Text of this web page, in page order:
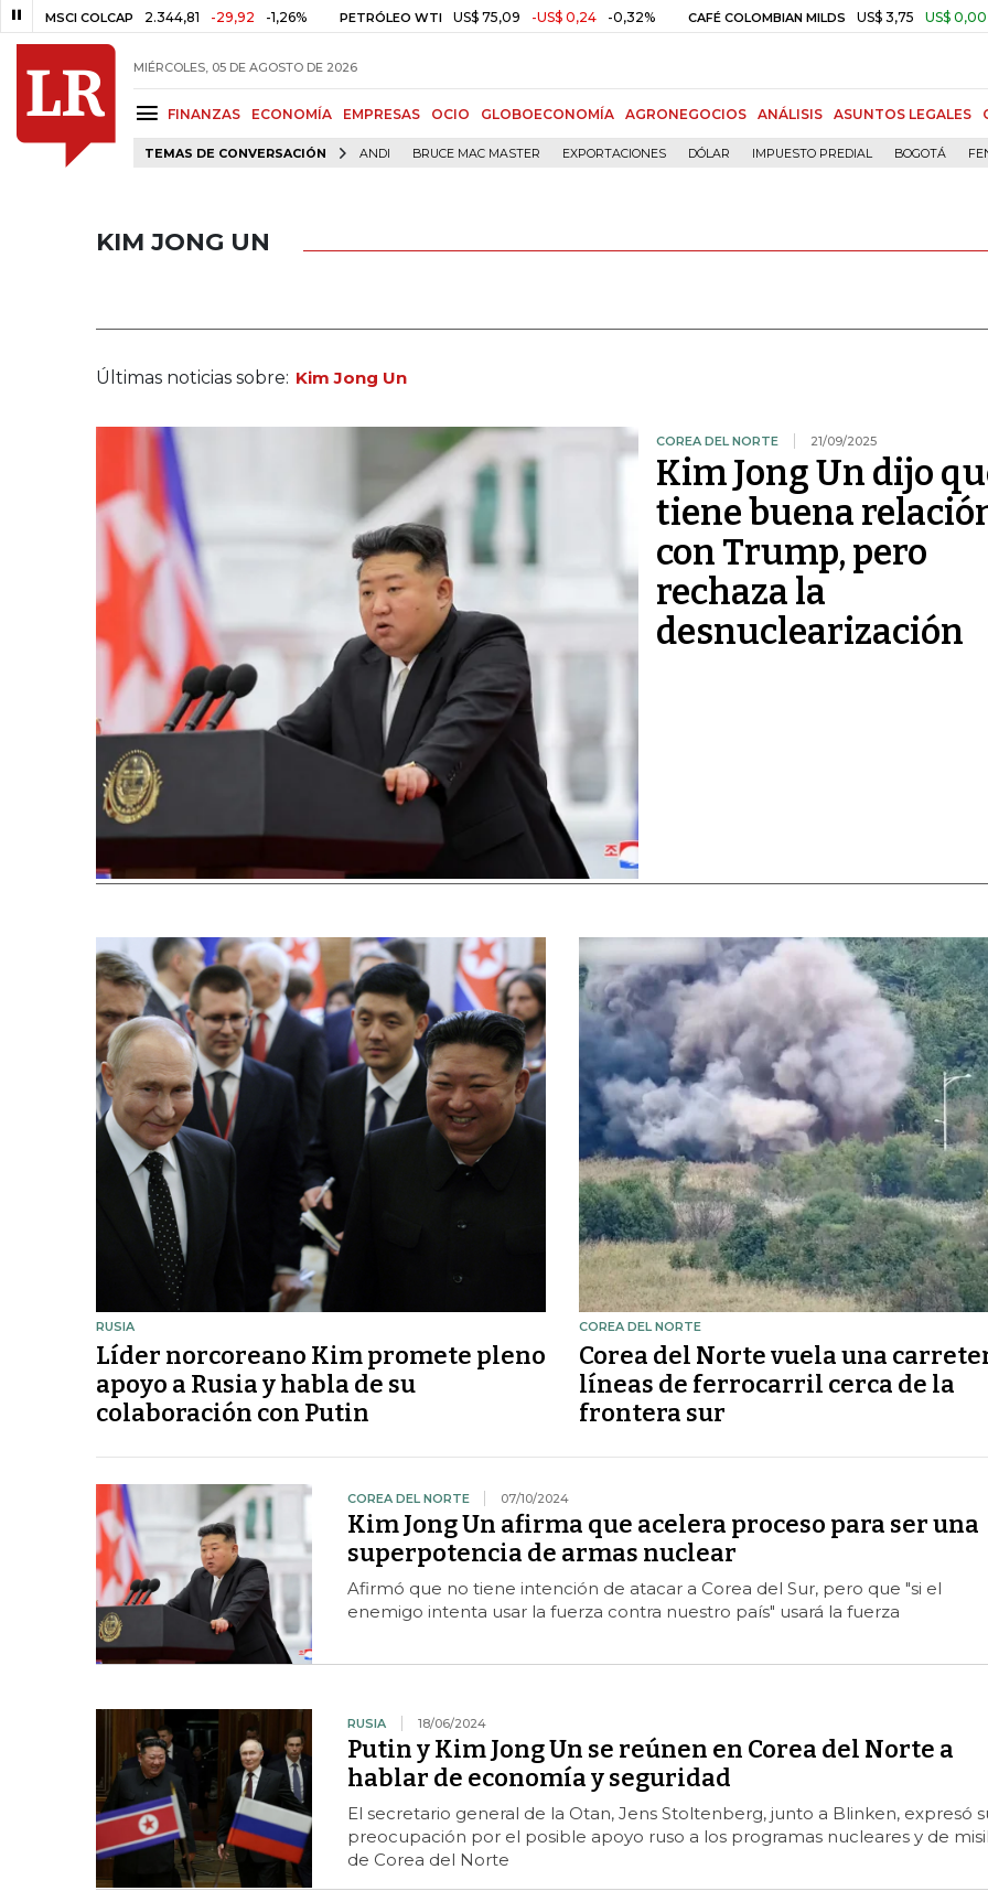
2.344,81 -29,92 -1,26% PETRÓLEO WTI US$ 75,09 -US$ 0,24 -0,32% CAFÉ COLOMBIAN MILDS US$ 3,75 US$ 0,00 +0,01%
MIÉRCOLES, 05 DE AGOSTO DE 2026
FINANZAS ECONOMÍA EMPRESAS OCIO GLOBOECONOMÍA AGRONEGOCIOS ANÁLISIS ASUNTOS LEGALES
TEMAS DE CONVERSACIÓN ANDI BRUCE MAC MASTER EXPORTACIONES DÓLAR IMPUESTO PREDIAL BOGOTÁ
KIM JONG UN
Últimas noticias sobre: Kim Jong Un
COREA DEL NORTE 21/09/2025
Kim Jong Un dijo
tiene buena
con Trump, pero
rechaza la
desnuclearización
RUSIA
Líder norcoreano Kim promete pleno
apoyo a Rusia y habla de su
colaboración con Putin
COREA DEL NORTE
Corea del Norte vuela una
líneas de ferrocarril cerca de la
frontera sur
COREA DEL NORTE 07/10/2024
Kim Jong Un afirma que acelera proceso para ser una
superpotencia de armas nuclear
Afirmó que no tiene intención de atacar a Corea del Sur, pero que "si el
enemigo intenta usar la fuerza contra nuestro país" usará la fuerza
RUSIA 18/06/2024
Putin y Kim Jong Un se reúnen en Corea del Norte a
hablar de economía y seguridad
El secretario general de la Otan, Jens Stoltenberg, junto a Blinken, expresó
preocupación por el posible apoyo ruso a los programas nucleares y de
de Corea del Norte